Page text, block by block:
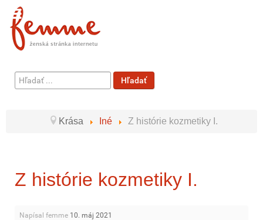
Hľadať
...
Hľadať
Krása Iné Z histórie kozmetiky I.
Z histórie kozmetiky I.
Napísal femme 10. máj 2021